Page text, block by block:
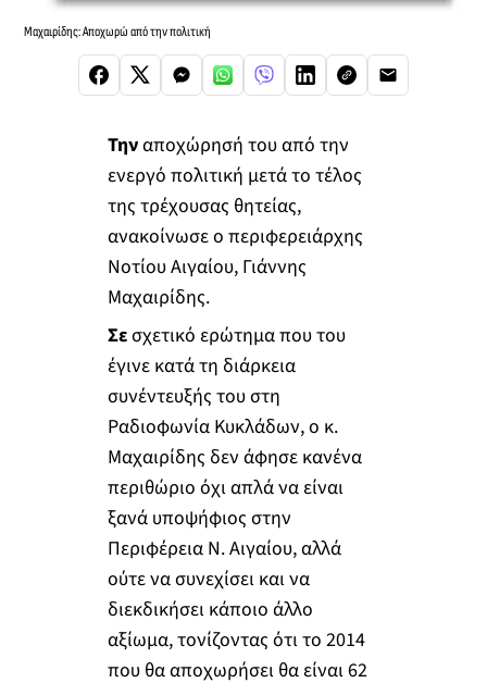
Μαχαιρίδης: Αποχωρώ από την πολιτική
Τηναποχώρησή του από την
ενεργό πολιτική μετά το τέλος
της τρέχουσας θητείας,
ανακοίνωσε ο περιφερειάρχης
Νοτίου Αιγαίου, Γιάννης
Μαχαιρίδης.
Σεσχετικό ερώτημα που του
έγινε κατά τη διάρκεια
συνέντευξής του στη
Ραδιοφωνία Κυκλάδων, ο κ.
Μαχαιρίδης δεν άφησε κανένα
περιθώριο όχι απλά να είναι
ξανά υποψήφιος στην
Περιφέρεια Ν. Αιγαίου, αλλά
ούτε να συνεχίσει και να
διεκδικήσει κάποιο άλλο
αξίωμα, τονίζοντας ότι το 2014
που θα αποχωρήσει θα είναι 62